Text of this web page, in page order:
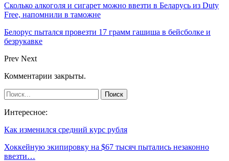
Сколько алкоголя и сигарет можно ввезти в Беларусь из Duty
Free, напомнили в таможне
Белорус пытался провезти 17 грамм гашиша в бейсболке и
безрукавке
Prev Next
Комментарии закрыты.
Интересное:
Как изменился средний курс рубля
Хоккейную экипировку на $67 тысяч пытались незаконно
ввезти…